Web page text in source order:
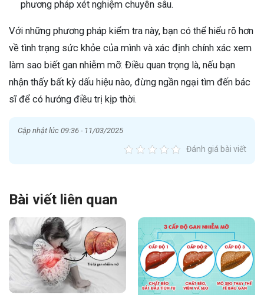
phương pháp xét nghiệm chuyên sâu.
Với những phương pháp kiểm tra này, bạn có thể hiểu rõ hơn
về tình trạng sức khỏe của mình và xác định chính xác xem
làm sao biết gan nhiễm mỡ. Điều quan trọng là, nếu bạn
nhận thấy bất kỳ dấu hiệu nào, đừng ngần ngại tìm đến bác
sĩ để có hướng điều trị kịp thời.
Cập nhật lúc 09:36 - 11/03/2025
Đánh giá bài viết
Bài viết liên quan